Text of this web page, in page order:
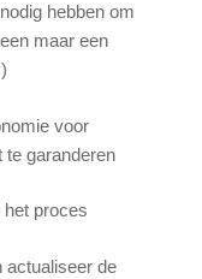
hebben om
maar een
voor
te garanderen
het proces
actualiseer de